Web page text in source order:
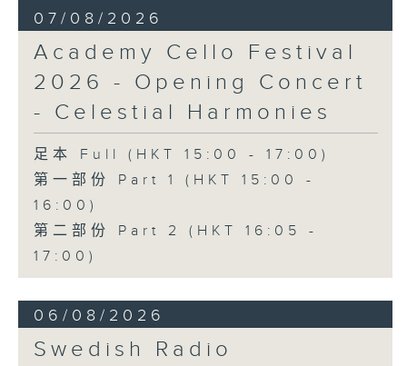
2026年4月18日香港演藝學院區永熙音樂廳
錄音
錄音由香港演藝學院提供
The Lament of Lady Zhaojun (8’)
Doming LAM
Autumn Execution (20’)
The Insect World (22’)
Presented by the Hong Kong
Chinese Orchestra as part of the
Recorded at Hong Kong City Hall
Concert Hall on 26/2/2006.
香港中樂團：林樂培八十大壽誌慶音樂會
羅乃新（鋼琴）
《祝賀吹打序樂》 (4’)
古曲（林樂培移植）
07/08/2026
Academy Cello Festival
2026 - Opening Concert
- Celestial Harmonies
足本 Full (HKT 15:00 - 17:00)
第一部份 Part 1 (HKT 15:00 -
16:00)
第二部份 Part 2 (HKT 16:05 -
17:00)
06/08/2026
Swedish Radio